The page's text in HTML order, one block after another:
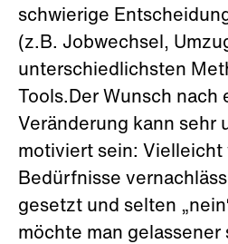
schwierige
(z.B. Jobwechsel,
unterschiedlichsten
Tools.Der Wunsch
Veränderung kann sehr
motiviert sein: Vielleicht
Bedürfnisse
gesetzt und selten
möchte man gelassener